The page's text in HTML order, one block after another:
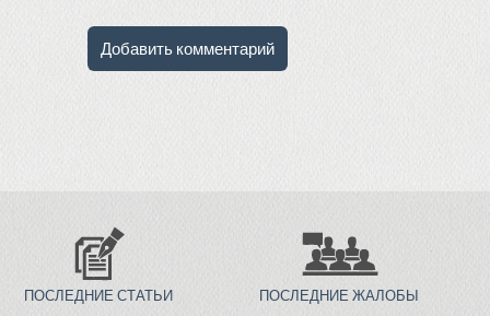
ПОСЛЕДНИЕ СТАТЬИ ПОСЛЕДНИЕ ЖАЛОБЫ